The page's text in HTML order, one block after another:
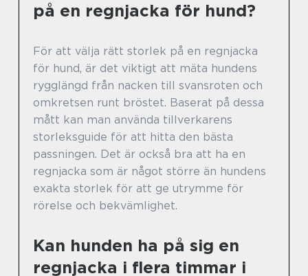
på en regnjacka för hund?
För att välja rätt storlek på en regnjacka
för hund, är det viktigt att mäta hundens
rygglängd från nacken till svansroten och
omkretsen runt bröstet. Baserat på dessa
mått kan man använda tillverkarens
storleksguide för att hitta den bästa
passningen. Det är också bra att ha en
regnjacka som är något större än hundens
exakta storlek för att ge utrymme för
rörelse och bekvämlighet.
Kan hunden ha på sig en
regnjacka i flera timmar i